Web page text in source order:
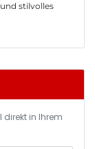
stilvolles
direkt in Ihrem